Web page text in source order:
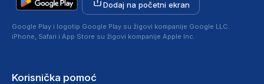
Dodaj na početni ekran
Google Play i logotip Google Play su žigovi kompanije Google LLC.
iPhone, Safari i App Store su žigovi kompanije Apple Inc.
Korisnička pomoć